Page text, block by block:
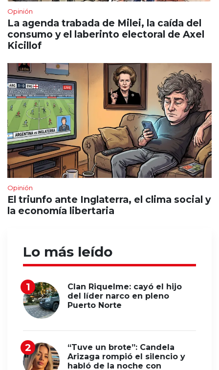
Opinión
La agenda trabada de Milei, la caída del
consumo y el laberinto electoral de Axel
Kicillof
Opinión
El triunfo ante Inglaterra, el clima social y
la economía libertaria
Lo más leído
Clan Riquelme: cayó el hijo
del líder narco en pleno
Puerto Norte
“Tuve un brote”: Candela
Arizaga rompió el silencio y
habló de la noche con